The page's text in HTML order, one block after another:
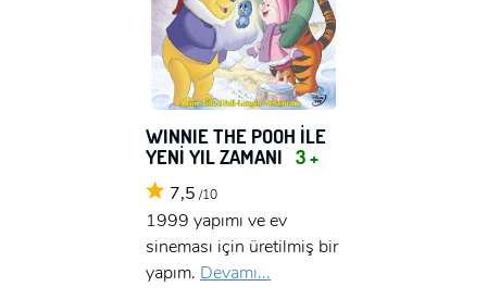
WINNIE THE POOH İLE
YENİ YIL ZAMANI 3 +
7,5 /10
1999 yapımı ve ev
sineması için üretilmiş bir
yapım. Devamı...